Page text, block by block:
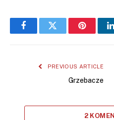
FacebookTwitter Pinterest
PREVIOUS ARTICLE
Grzebacze
2